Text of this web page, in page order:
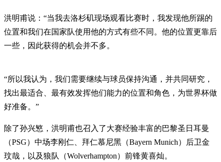
洪明甫说：“当我去洛杉矶现场观看比赛时，我发现他所踢的
位置和我们在国家队使用他的方式有些不同。他的位置更靠后
一些，因此获得的机会并不多。
“所以我认为，我们需要继续与球员保持沟通，并共同研究，
找出最适合、最有效发挥他们能力的位置和角色，为世界杯做
好准备。”
除了孙兴慜，洪明甫也召入了大赛经验丰富的巴黎圣日耳曼
（PSG）中场李刚仁、拜仁慕尼黑（Bayern Munich）后卫金
玟哉，以及狼队（Wolverhampton）前锋黄喜灿。